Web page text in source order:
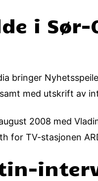
i
bringer
med utskrift av
2008 med
for TV-stasjonen